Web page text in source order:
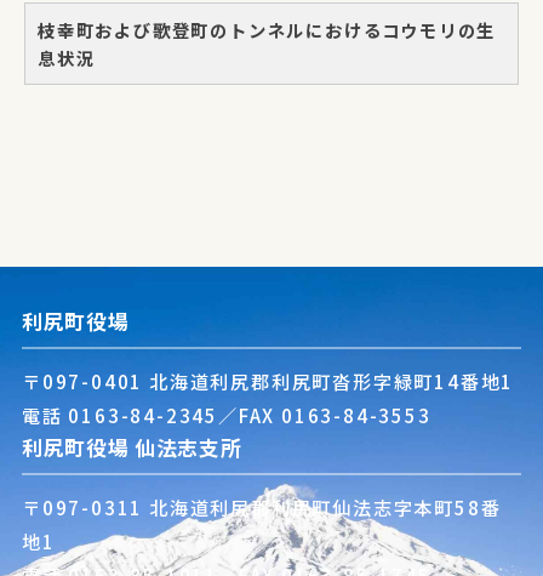
枝幸町および歌登町のトンネルにおけるコウモリの生
息状況
利尻町役場
〒097-0401 北海道利尻郡利尻町沓形字緑町14番地1
電話 0163-84-2345 ／FAX 0163-84-3553
利尻町役場 仙法志支所
〒097-0311 北海道利尻郡利尻町仙法志字本町58番
地1